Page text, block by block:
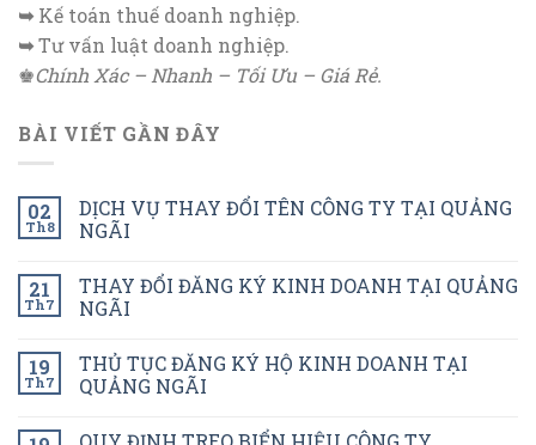
➥Kế toán thuế doanh nghiệp.
➥Tư vấn luật doanh nghiệp.
♚Chính Xác – Nhanh – Tối Ưu – Giá Rẻ.
BÀI VIẾT GẦN ĐÂY
02
Th8
DỊCH VỤ THAY ĐỔI TÊN CÔNG TY TẠI QUẢNG
NGÃI
21
Th7
THAY ĐỔI ĐĂNG KÝ KINH DOANH TẠI QUẢNG
NGÃI
19
Th7
THỦ TỤC ĐĂNG KÝ HỘ KINH DOANH TẠI
QUẢNG NGÃI